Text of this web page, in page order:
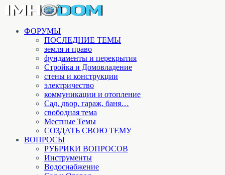
ФОРУМЫ
ПОСЛЕДНИЕ ТЕМЫ
земля и право
фундаменты и перекрытия
Стройка и Домовладение
стены и конструкции
электричество
коммуникации и отопление
Cад, двор, гараж, баня…
свободная тема
Местные Темы
СОЗДАТЬ СВОЮ ТЕМУ
ВОПРОСЫ
РУБРИКИ ВОПРОСОВ
Инструменты
Водоснабжение